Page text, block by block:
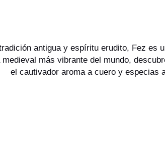
antigua y espíritu erudito, Fez es
más vibrante del mundo,
el cautivador aroma a cuero y especias